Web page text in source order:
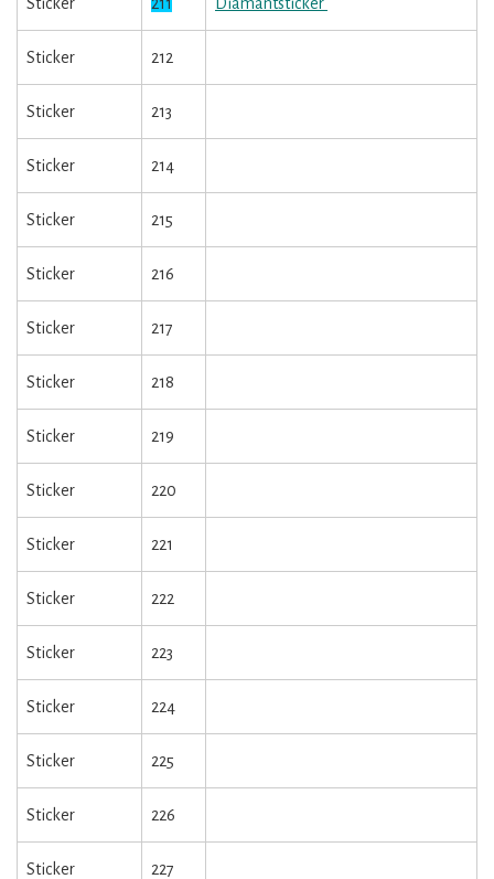
Sticker 212
Sticker 213
Sticker 214
Sticker 215
Sticker 216
Sticker 217
Sticker 218
Sticker 219
Sticker 220
Sticker 221
Sticker 222
Sticker 223
Sticker 224
Sticker 225
Sticker 226
Sticker 227